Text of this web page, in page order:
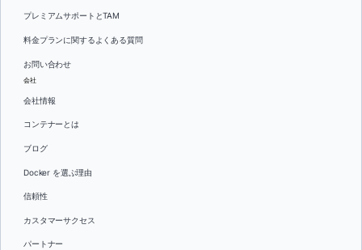
プレミアムサポートとTAM
料金プランに関するよくある質問
お問い合わせ
会社
会社情報
コンテナーとは
ブログ
Docker を選ぶ理由
信頼性
カスタマーサクセス
パートナー